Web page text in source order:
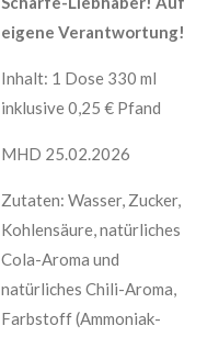
eigene Verantwortung!
Inhalt: 1 Dose 330 ml
inklusive 0,25 € Pfand
MHD 25.02.2026
Zutaten: Wasser, Zucker,
Kohlensäure, natürliches
Cola-Aroma und
natürliches Chili-Aroma,
Farbstoff (Ammoniak-